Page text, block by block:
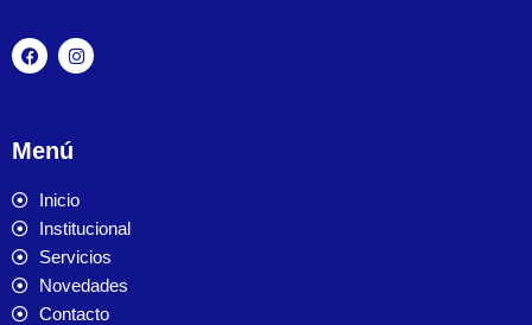
Menú
Inicio
Institucional
Servicios
Novedades
Contacto